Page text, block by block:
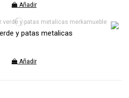
Añadir
y patas metalicas
Añadir